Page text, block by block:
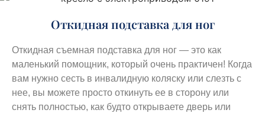
Откидная подставка для ног
Откидная съемная подставка для ног — это как
маленький помощник, который очень практичен! Когда
вам нужно сесть в инвалидную коляску или слезть с
нее, вы можете просто откинуть ее в сторону или
снять полностью, как будто открываете дверь или